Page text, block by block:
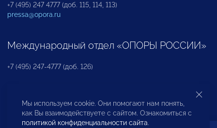
+7 (495) 247 4777 (доб. 115, 114, 113)
pressa@opora.ru
Международный отдел «ОПОРЫ РОССИИ»
+7 (495) 247-4777 (доб. 126)
Бюро по защите прав предпринимателей и
инвесторов
Мы используем cookie. Они помогают нам понять,
как Вы взаимодействуете с сайтом. Ознакомиться с
политикой конфиденциальности сайта.